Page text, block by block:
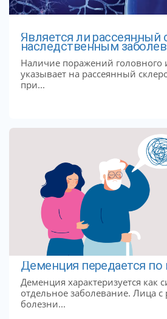
Является ли рассеянный
наследственным
Наличие поражений головного
указывает на рассеянный
при...
Деменция передается по
Деменция характеризуется как
отдельное заболевание. Лица
болезни...